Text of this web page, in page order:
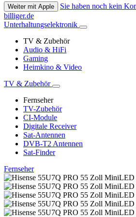
Weiter mit Apple
Sie haben noch kein
billiger.de
Unterhaltungselektronik
TV & Zubehör
Audio & HiFi
Gaming
Heimkino & Video
TV & Zubehör
Fernseher
TV-Zubehör
CI-Module
Digitale Receiver
Sat-Antennen
DVB-T2 Antennen
Sat-Finder
Fernseher